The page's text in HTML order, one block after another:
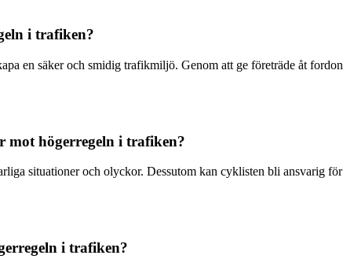
i trafiken?
en säker och smidig trafikmiljö. Genom att ge företräde åt
mot högerregeln i trafiken?
situationer och olyckor. Dessutom kan cyklisten bli ansvarig
i trafiken?